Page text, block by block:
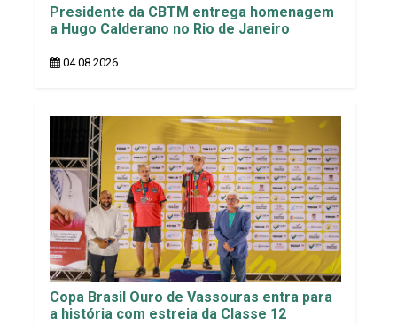
Presidente da CBTM entrega homenagem
a Hugo Calderano no Rio de Janeiro
04.08.2026
Copa Brasil Ouro de Vassouras entra para
a história com estreia da Classe 12